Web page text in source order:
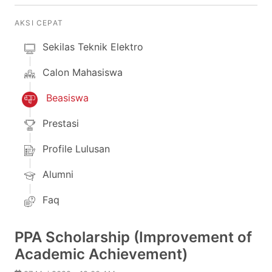
AKSI CEPAT
Sekilas Teknik Elektro
Calon Mahasiswa
Beasiswa
Prestasi
Profile Lulusan
Alumni
Faq
PPA Scholarship (Improvement of
Academic Achievement)